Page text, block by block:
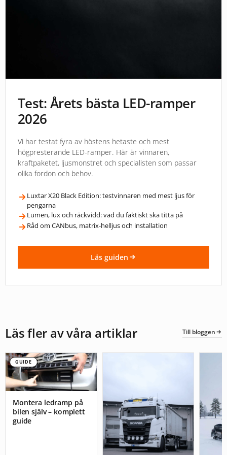
Test: Årets bästa LED-ramper
2026
Vi har testat fyra av höstens hetaste och mest
högpresterande LED-ramper. Här är vinnaren,
kraftpaketet, ljusmonstret och specialisten som passar
olika fordon och behov.
Luxtar X20 Black Edition: testvinnaren med mest ljus för
pengarna
Lumen, lux och räckvidd: vad du faktiskt ska titta på
Råd om CANbus, matrix-helljus och installation
Läs guiden
Läs fler av våra artiklar Till bloggen
GUIDE
Montera ledramp på
bilen själv – komplett
guide